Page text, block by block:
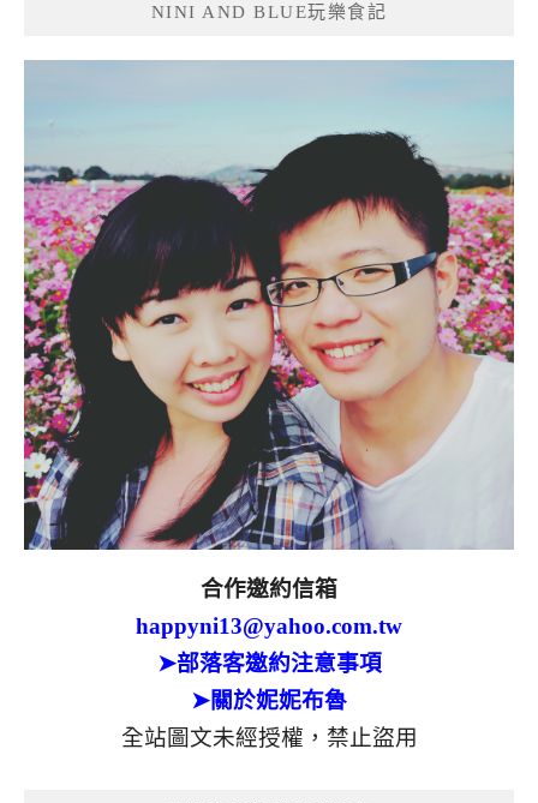
NINI AND BLUE玩樂食記
合作邀約信箱
happyni13@yahoo.com.tw
➤部落客邀約注意事項
➤關於妮妮布魯
全站圖文未經授權，禁止盜用